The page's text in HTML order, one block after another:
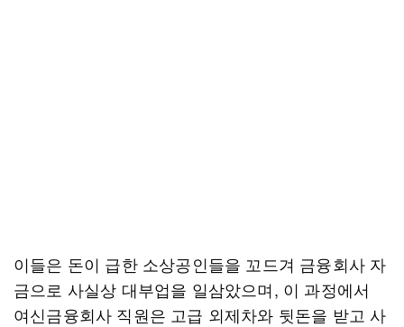
이들은 돈이 급한 소상공인들을 꼬드겨 금융회사 자
금으로 사실상 대부업을 일삼았으며, 이 과정에서
여신금융회사 직원은 고급 외제차와 뒷돈을 받고 사